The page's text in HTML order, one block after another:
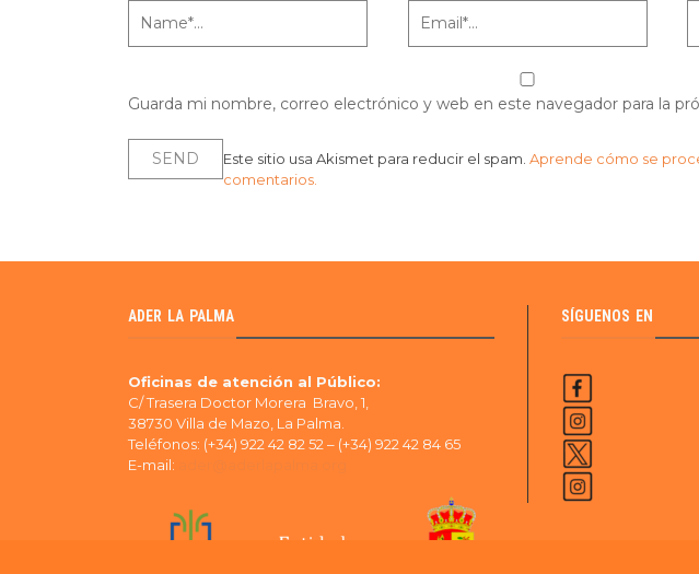
Guarda mi nombre, correo electrónico y web en este navegador para la
Este sitio usa Akismet para reducir el spam. Aprende cómo se
comentarios.
ADER LA PALMA
Oficinas de atención al Público:
C/ Trasera Doctor Morera Bravo, 1,
38730 Villa de Mazo, La Palma.
Teléfonos: (+34) 922 42 82 52 – (+34) 922 42 84 65
E-mail:
SÍGUENOS EN